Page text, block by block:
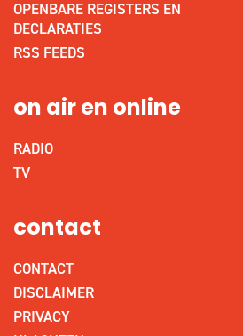
OPENBARE REGISTERS EN
DECLARATIES
RSS FEEDS
on air en online
RADIO
TV
contact
CONTACT
DISCLAIMER
PRIVACY